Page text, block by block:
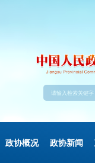
政协概况 政协新闻